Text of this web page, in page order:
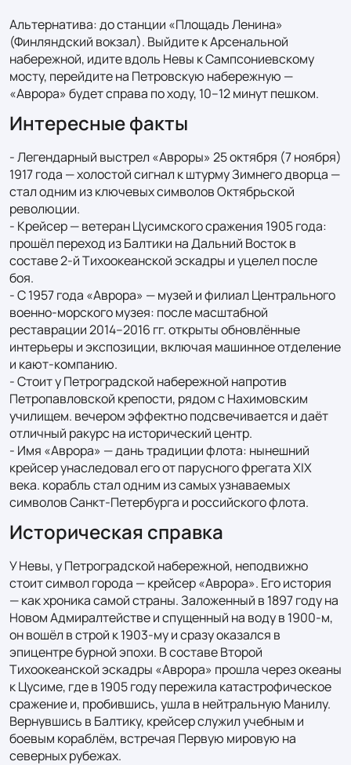
Альтернатива: до станции «Площадь Ленина»
(Финляндский вокзал). Выйдите к Арсенальной
набережной, идите вдоль Невы к Сампсониевскому
мосту, перейдите на Петровскую набережную —
«Аврора» будет справа по ходу, 10–12 минут пешком.
Интересные факты
- Легендарный выстрел «Авроры» 25 октября (7 ноября)
1917 года — холостой сигнал к штурму Зимнего дворца —
стал одним из ключевых символов Октябрьской
революции.
- Крейсер — ветеран Цусимского сражения 1905 года:
прошёл переход из Балтики на Дальний Восток в
составе 2-й Тихоокеанской эскадры и уцелел после
боя.
- С 1957 года «Аврора» — музей и филиал Центрального
военно-морского музея: после масштабной
реставрации 2014–2016 гг. открыты обновлённые
интерьеры и экспозиции, включая машинное отделение
и кают-компанию.
- Стоит у Петроградской набережной напротив
Петропавловской крепости, рядом с Нахимовским
училищем. вечером эффектно подсвечивается и даёт
отличный ракурс на исторический центр.
- Имя «Аврора» — дань традиции флота: нынешний
крейсер унаследовал его от парусного фрегата XIX
века. корабль стал одним из самых узнаваемых
символов Санкт‑Петербурга и российского флота.
Историческая справка
У Невы, у Петроградской набережной, неподвижно
стоит символ города — крейсер «Аврора». Его история
— как хроника самой страны. Заложенный в 1897 году на
Новом Адмиралтействе и спущенный на воду в 1900-м,
он вошёл в строй к 1903-му и сразу оказался в
эпицентре бурной эпохи. В составе Второй
Тихоокеанской эскадры «Аврора» прошла через океаны
к Цусиме, где в 1905 году пережила катастрофическое
сражение и, пробившись, ушла в нейтральную Манилу.
Вернувшись в Балтику, крейсер служил учебным и
боевым кораблём, встречая Первую мировую на
северных рубежах.